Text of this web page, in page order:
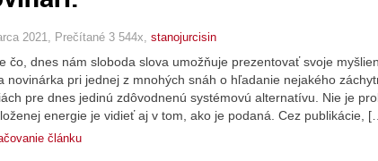
2021, Prečítané 3 544x, stanojurcisin
čo, dnes nám sloboda slova umožňuje prezentovať svoje
novinárka pri jednej z mnohých snáh o hľadanie nejakého
pre dnes jedinú zdôvodnenú systémovú alternatívu. Nie je
energie je vidieť aj v tom, ako je podaná. Cez publikácie,
článku